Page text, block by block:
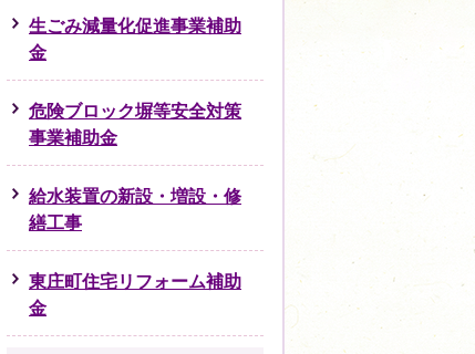
生ごみ減量化促進事業補助
金
危険ブロック塀等安全対策
事業補助金
給水装置の新設・増設・修
繕工事
東庄町住宅リフォーム補助
金